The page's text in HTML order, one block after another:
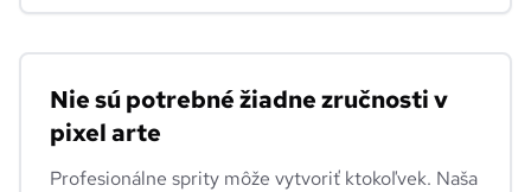
Nie sú potrebné žiadne zručnosti v
pixel arte
Profesionálne sprity môže vytvoriť ktokoľvek. Naša